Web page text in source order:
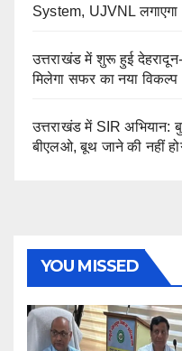
System, UJVNL
उत्तराखंड में शुरू हुई
मिलेगा सफर का नया विकल्प
उत्तराखंड में SIR अभियान:
बीएलओ, बूथ जाने की नहीं
YOU MISSED